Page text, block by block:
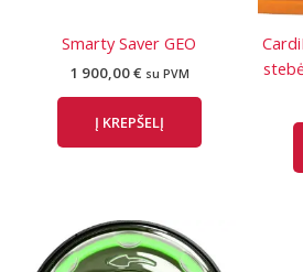
Smarty Saver GEO
1 900,00€ su PVM
Į KREPŠELĮ